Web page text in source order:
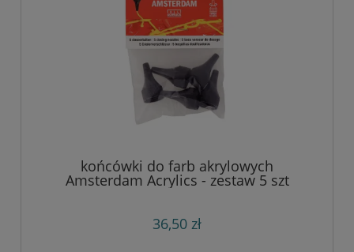
końcówki do farb akrylowych
Amsterdam Acrylics - zestaw 5 szt
36,50 zł